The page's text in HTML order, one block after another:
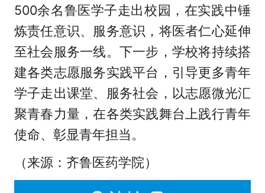
500余名鲁医学子走出校园，在实践中锤
炼责任意识、服务意识，将医者仁心延伸
至社会服务一线。下一步，学校将持续搭
建各类志愿服务实践平台，引导更多青年
学子走出课堂、服务社会，以志愿微光汇
聚青春力量，在各类实践舞台上践行青年
使命、彰显青年担当。
（来源：齐鲁医药学院）